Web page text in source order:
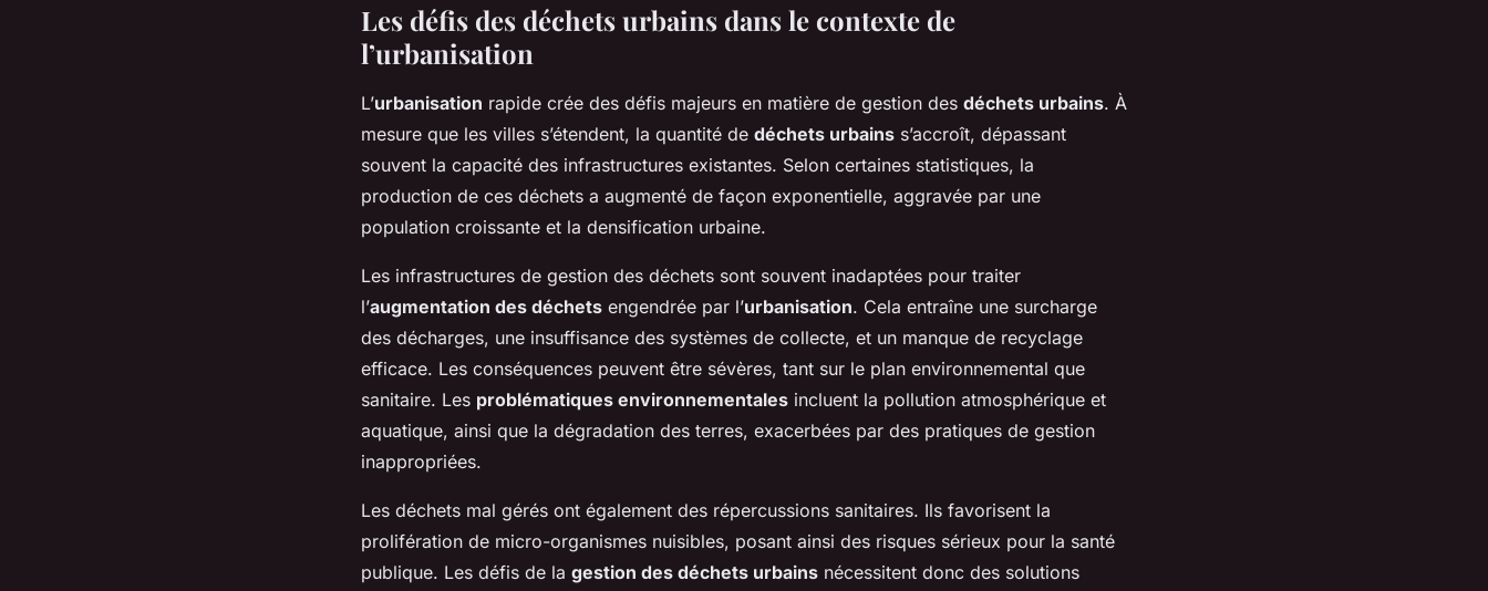
Déchets Urbains : Un Défi Conséquent
dans un Monde en Pleine Urbanisation
Les défis des déchets urbains dans le contexte de
l’urbanisation
L’urbanisation rapide crée des défis majeurs en matière de gestion des déchets urbains. À
mesure que les villes s’étendent, la quantité de déchets urbains s’accroît, dépassant
souvent la capacité des infrastructures existantes. Selon certaines statistiques, la
production de ces déchets a augmenté de façon exponentielle, aggravée par une
population croissante et la densification urbaine.
Les infrastructures de gestion des déchets sont souvent inadaptées pour traiter
l’augmentation des déchets engendrée par l’urbanisation. Cela entraîne une surcharge
des décharges, une insuffisance des systèmes de collecte, et un manque de recyclage
efficace. Les conséquences peuvent être sévères, tant sur le plan environnemental que
sanitaire. Les problématiques environnementales incluent la pollution atmosphérique et
aquatique, ainsi que la dégradation des terres, exacerbées par des pratiques de gestion
inappropriées.
Les déchets mal gérés ont également des répercussions sanitaires. Ils favorisent la
prolifération de micro-organismes nuisibles, posant ainsi des risques sérieux pour la santé
publique. Les défis de la gestion des déchets urbains nécessitent donc des solutions